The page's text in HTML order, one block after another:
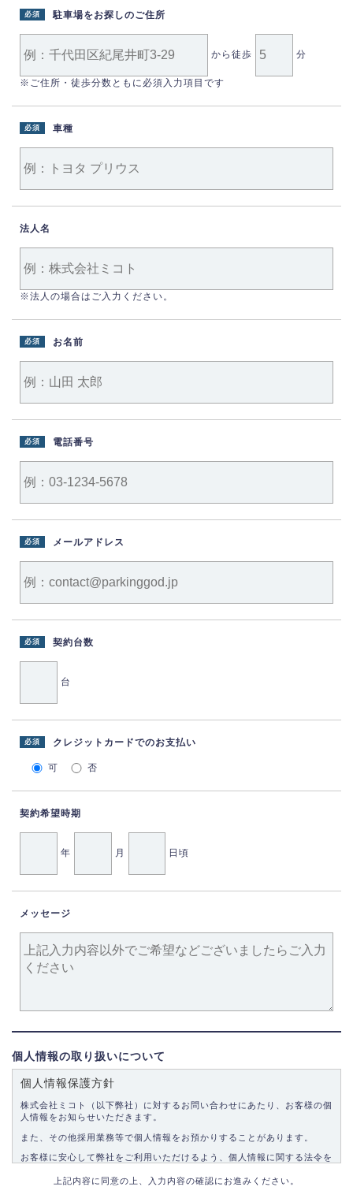
駐車場をお探しのご住所
必須
から徒歩 分
※ご住所・徒歩分数ともに必須入力項目です
車種
必須
法人名
※法人の場合はご入力ください。
お名前
必須
電話番号
必須
メールアドレス
必須
契約台数
必須
台
クレジットカードでのお支払い
必須
可 否
契約希望時期
年 月 日頃
メッセージ
個人情報の取り扱いについて
個人情報保護方針
株式会社ミコト（以下弊社）に対するお問い合わせにあたり、お客様の個
人情報をお知らせいただきます。
また、その他採用業務等で個人情報をお預かりすることがあります。
お客様に安心して弊社をご利用いただけるよう、個人情報に関する法令を
上記内容に同意の上、入力内容の確認にお進みください。